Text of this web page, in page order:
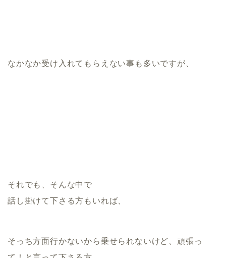
なかなか受け入れてもらえない事も多いですが、
それでも、そんな中で
話し掛けて下さる方もいれば、
そっち方面行かないから乗せられないけど、頑張っ